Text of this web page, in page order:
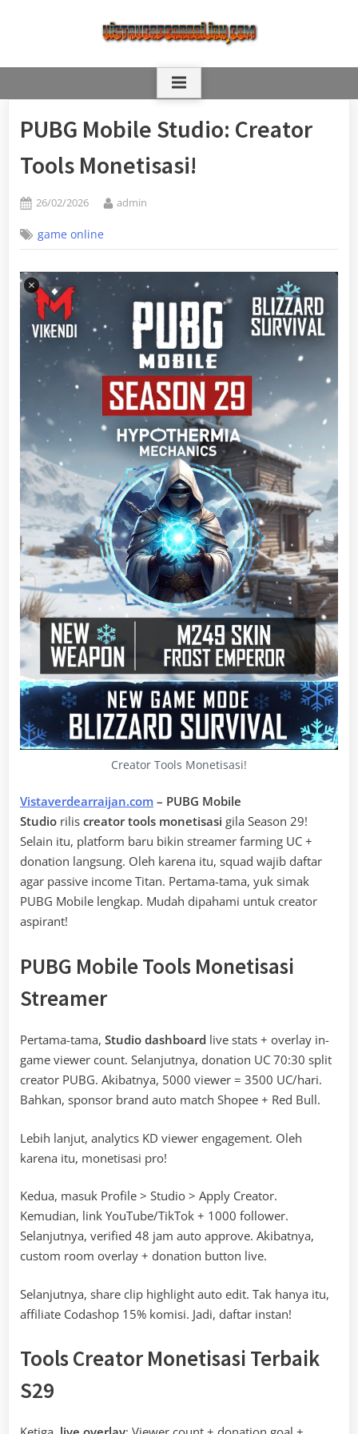
PUBG Mobile Studio: Creator
Tools Monetisasi!
Posted
26/02/2026 By
admin
game online
Creator Tools Monetisasi!
Vistaverdearraijan.com – PUBG Mobile
Studio rilis creator tools monetisasi gila Season 29!
Selain itu, platform baru bikin streamer farming UC +
donation langsung. Oleh karena itu, squad wajib daftar
agar passive income Titan. Pertama-tama, yuk simak
PUBG Mobile lengkap. Mudah dipahami untuk creator
aspirant!
PUBG Mobile Tools Monetisasi
Streamer
Pertama-tama, Studio dashboard live stats + overlay in-
game viewer count. Selanjutnya, donation UC 70:30 split
creator PUBG. Akibatnya, 5000 viewer = 3500 UC/hari.
Bahkan, sponsor brand auto match Shopee + Red Bull.
Lebih lanjut, analytics KD viewer engagement. Oleh
karena itu, monetisasi pro!
Kedua, masuk Profile > Studio > Apply Creator.
Kemudian, link YouTube/TikTok + 1000 follower.
Selanjutnya, verified 48 jam auto approve. Akibatnya,
custom room overlay + donation button live.
Selanjutnya, share clip highlight auto edit. Tak hanya itu,
affiliate Codashop 15% komisi. Jadi, daftar instan!
Tools Creator Monetisasi Terbaik
S29